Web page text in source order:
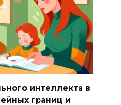
интеллекта в
границ и